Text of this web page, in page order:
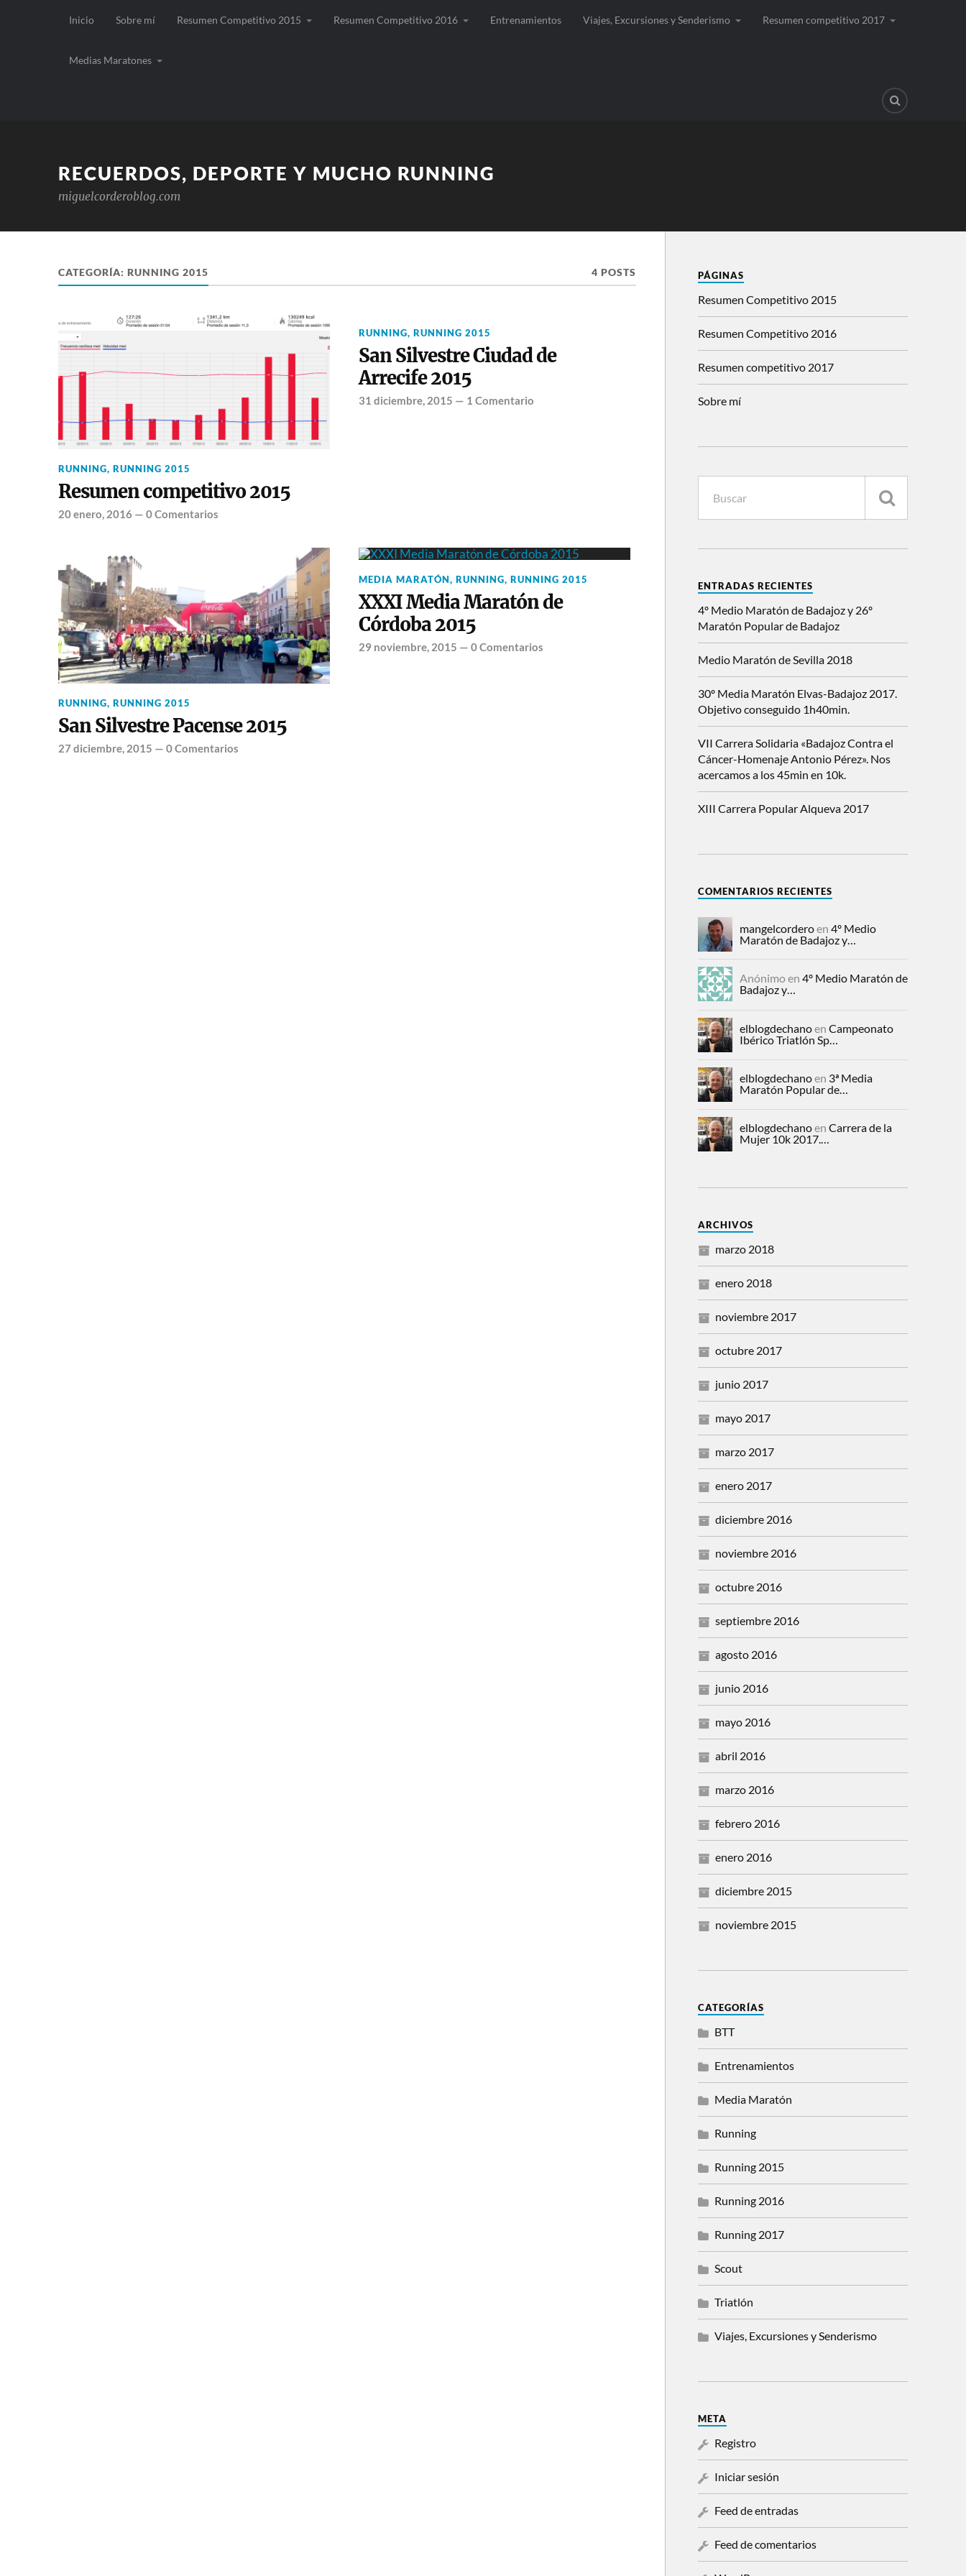
Inicio Sobre mí Resumen Competitivo 2015 Resumen Competitivo 2016 Entrenamientos Viajes, Excursiones y Senderismo Resumen competitivo 2017
Medias Maratones
RECUERDOS, DEPORTE Y MUCHO RUNNING
miguelcorderoblog.com
CATEGORÍA: RUNNING 2015 4 POSTS
RUNNING, RUNNING 2015
Resumen competitivo 2015
20 enero, 2016 — 0 Comentarios
RUNNING, RUNNING 2015
San Silvestre Ciudad de
Arrecife 2015
31 diciembre, 2015 — 1 Comentario
RUNNING, RUNNING 2015
San Silvestre Pacense 2015
27 diciembre, 2015 — 0 Comentarios
MEDIA MARATÓN, RUNNING, RUNNING 2015
XXXI Media Maratón de
Córdoba 2015
29 noviembre, 2015 — 0 Comentarios
PÁGINAS
Resumen Competitivo 2015
Resumen Competitivo 2016
Resumen competitivo 2017
Sobre mí
ENTRADAS RECIENTES
4º Medio Maratón de Badajoz y 26º
Maratón Popular de Badajoz
Medio Maratón de Sevilla 2018
30º Media Maratón Elvas-Badajoz 2017.
Objetivo conseguido 1h40min.
VII Carrera Solidaria «Badajoz Contra el
Cáncer-Homenaje Antonio Pérez». Nos
acercamos a los 45min en 10k.
XIII Carrera Popular Alqueva 2017
COMENTARIOS RECIENTES
mangelcorderoen 4º Medio
Maratón de Badajoz y…
Anónimo en 4º Medio Maratón de
Badajoz y…
elblogdechanoen Campeonato
Ibérico Triatlón Sp…
elblogdechanoen 3ª Media
Maratón Popular de…
elblogdechanoen Carrera de la
Mujer 10k 2017.…
ARCHIVOS
marzo 2018
enero 2018
noviembre 2017
octubre 2017
junio 2017
mayo 2017
marzo 2017
enero 2017
diciembre 2016
noviembre 2016
octubre 2016
septiembre 2016
agosto 2016
junio 2016
mayo 2016
abril 2016
marzo 2016
febrero 2016
enero 2016
diciembre 2015
noviembre 2015
CATEGORÍAS
BTT
Entrenamientos
Media Maratón
Running
Running 2015
Running 2016
Running 2017
Scout
Triatlón
Viajes, Excursiones y Senderismo
META
Registro
Iniciar sesión
Feed de entradas
Feed de comentarios